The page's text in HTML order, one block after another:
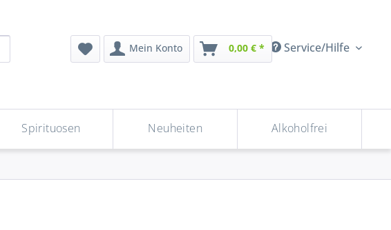
Service/Hilfe
Mein Konto 0,00 € *
Spirituosen Neuheiten Alkoholfrei